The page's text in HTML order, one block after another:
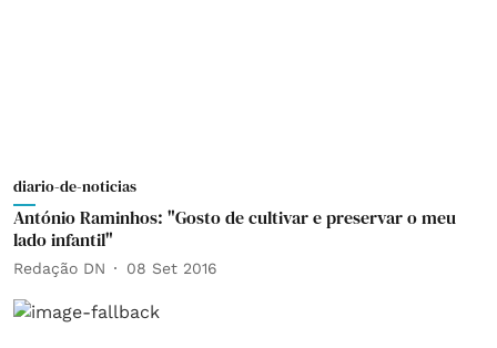
diario-de-noticias
António Raminhos: "Gosto de cultivar e preservar o meu
lado infantil"
Redação DN 08 Set 2016